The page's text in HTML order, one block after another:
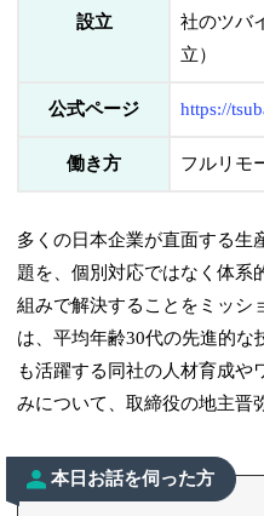
設立
社のツバ
立）
公式ページ https://
働き方 フルリモ
多くの日本企業が直面する生
題を、個別対応ではなく体系
組みで解決することをミッシ
は、平均年齢30代の先進的な
も活躍する同社の人材育成や
みについて、取締役の地主晋
本日お話を伺った方